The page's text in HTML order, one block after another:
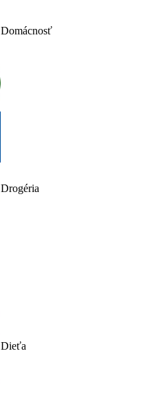
Domácnosť
Drogéria
Dieťa